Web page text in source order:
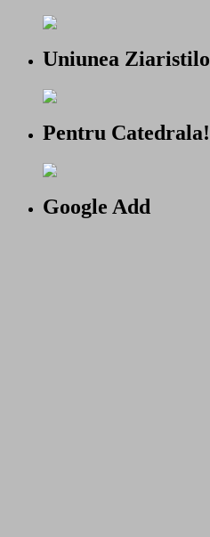
Uniunea
Pentru Catedrala!
Google Add